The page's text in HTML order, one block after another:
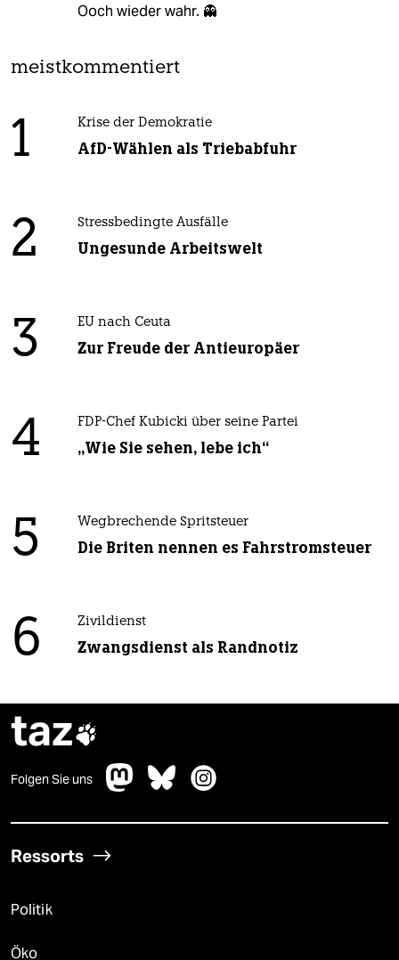
Ooch wieder wahr. 👻
meistkommentiert
1 Krise der Demokratie
AfD-Wählen als Triebabfuhr
2 Stressbedingte Ausfälle
Ungesunde Arbeitswelt
3 EU nach Ceuta
Zur Freude der Antieuropäer
4 FDP-Chef Kubicki über seine Partei
„Wie Sie sehen, lebe ich“
5 Wegbrechende Spritsteuer
Die Briten nennen es Fahrstromsteuer
6 Zivildienst
Zwangsdienst als Randnotiz
taz
Folgen Sie uns
Ressorts
Politik
Öko